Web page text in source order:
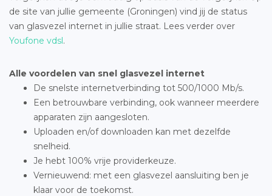
de site van jullie gemeente (Groningen) vind jij de status
van glasvezel internet in jullie straat. Lees verder over
Youfone vdsl.
Alle voordelen van snel glasvezel internet
De snelste internetverbinding tot 500/1000 Mb/s.
Een betrouwbare verbinding, ook wanneer meerdere
apparaten zijn aangesloten.
Uploaden en/of downloaden kan met dezelfde
snelheid.
Je hebt 100% vrije providerkeuze.
Vernieuwend: met een glasvezel aansluiting ben je
klaar voor de toekomst.